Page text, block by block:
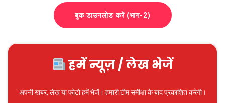
बुक डाउनलोड करें (भाग-2)
हमें न्यूज़ / लेख भेजें
अपनी खबर, लेख या फोटो हमें भेजें। हमारी टीम समीक्षा के बाद प्रकाशित करेगी।